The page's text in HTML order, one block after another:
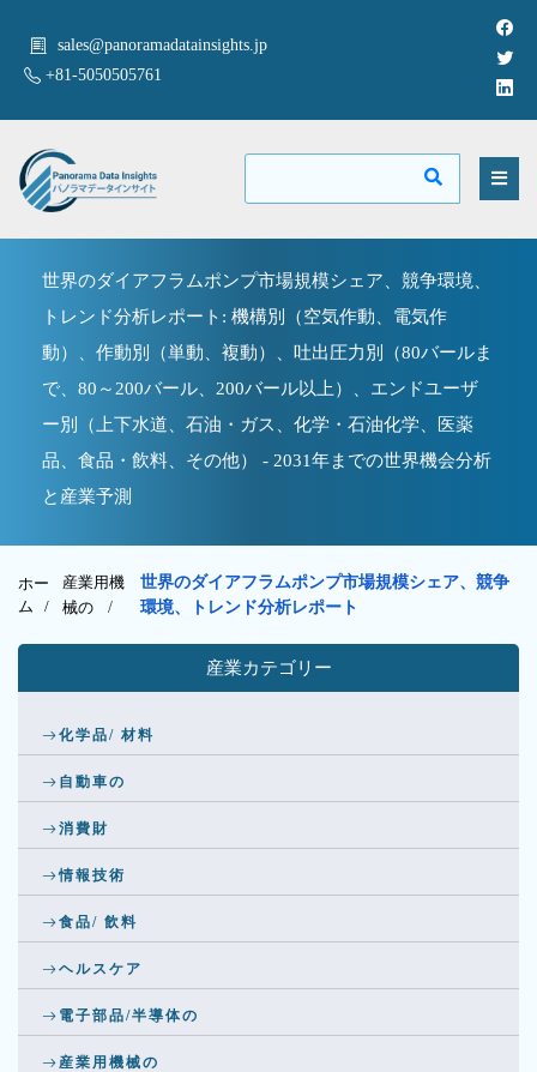
sales@panoramadatainsights.jp
+81-5050505761
世界のダイアフラムポンプ市場規模シェア、競争環境、
トレンド分析レポート: 機構別（空気作動、電気作
動）、作動別（単動、複動）、吐出圧力別（80バールま
で、80～200バール、200バール以上）、エンドユーザ
ー別（上下水道、石油・ガス、化学・石油化学、医薬
品、食品・飲料、その他） - 2031年までの世界機会分析
と産業予測
ホー
ム /
産業用機
械の/
世界のダイアフラムポンプ市場規模シェア、競争
環境、トレンド分析レポート
産業カテゴリー
化学品/ 材料
自動車の
消費財
情報技術
食品/ 飲料
ヘルスケア
電子部品/半導体の
産業用機械の